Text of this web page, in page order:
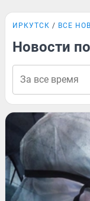
ИРКУТСК ВСЕ
Новости